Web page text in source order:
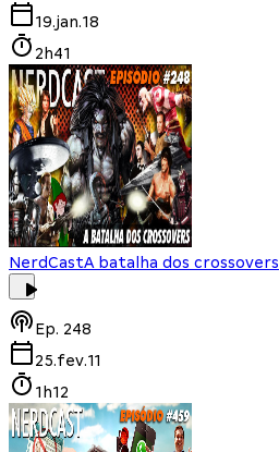
19.jan.18
2h41
NerdCastA batalha dos crossovers
Ep. 248
25.fev.11
1h12